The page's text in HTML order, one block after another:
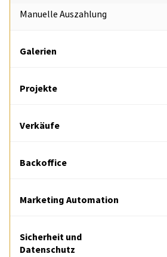
Manuelle Auszahlung
Galerien
Projekte
Verkäufe
Backoffice
Marketing Automation
Sicherheit und
Datenschutz